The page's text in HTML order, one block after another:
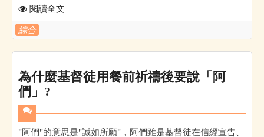
閱讀全文
綜合
為什麼基督徒用餐前祈禱後要說「阿
們」?
"阿們"的意思是"誠如所願"，阿們雖是基督徒在信經宣告、